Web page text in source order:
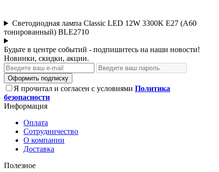
Светодиодная лампа Classic LED 12W 3300K E27 (A60
тонированный) BLE2710
Будьте в центре событий - подпишитесь на наши новости!
Новинки, скидки, акции.
Оформить подписку
Я прочитал и согласен с условиями Политика
безопасности
Информация
Оплата
Сотрудничество
О компании
Доставка
Полезное